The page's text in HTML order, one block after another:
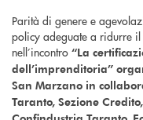
Parità di genere e
policy adeguate a ridurre
nell’incontro “La
dell’imprenditoria”
San Marzano in
Taranto, Sezione